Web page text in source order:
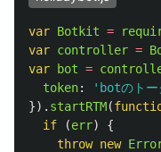
var Botkit =
var controller =
var
bot =
token: ' botのトー
}). startRTM(
if
(err)
{
throw new